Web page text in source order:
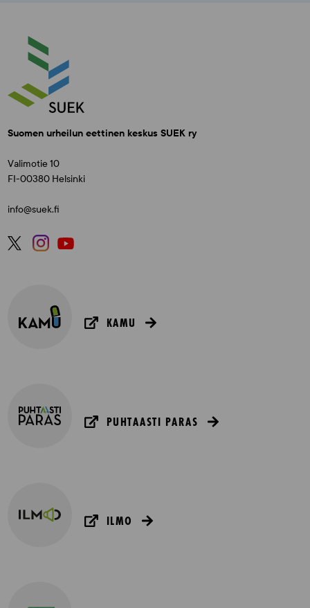
Suomen urheilun eettinen keskus SUEK ry
Valimotie 10
FI-00380 Helsinki
info@suek.fi
KAMU
PUHTAASTI PARAS
ILMO